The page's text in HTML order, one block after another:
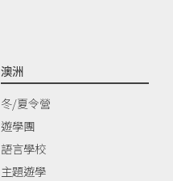
澳洲
冬/夏令營
遊學團
語言學校
主題遊學